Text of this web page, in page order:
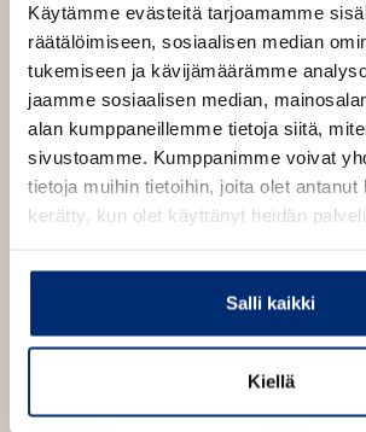
Käytämme evästeitä tarjoamamme
räätälöimiseen, sosiaalisen median
tukemiseen ja kävijämäärämme
jaamme sosiaalisen median,
alan kumppaneillemme tietoja siitä,
sivustoamme. Kumppanimme voivat
tietoja muihin tietoihin, joita olet antanut
kerätty, kun olet käyttänyt heidän
Salli kaikki
Kiellä